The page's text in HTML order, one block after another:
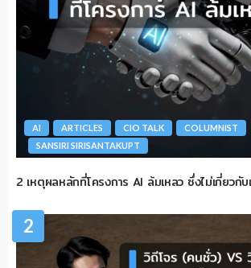
AI ARTICLES CIO TALK
COLUMNIST
SANSIRI SIRISANTAKUPT
2 เหตุผลหลักที่โครงการ AI ล้มเหลว ซึ่งไม่เกี่ยวกับ
2